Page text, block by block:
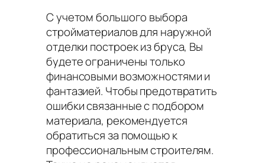
С учетом большого выбора
стройматериалов для наружной
отделки построек из бруса, Вы
будете ограничены только
финансовыми возможностями и
фантазией. Чтобы предотвратить
ошибки связанные с подбором
материала, рекомендуется
обратиться за помощью к
профессиональным строителям.